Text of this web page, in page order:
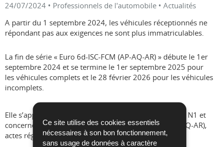
Ce site utilise des cookies essentiels
nécessaires à son bon fonctionnement,
sans usage de données à caractère
24/07/2024 • Professionnels de l'automobile • Actualités
A partir du 1 septembre 2024, les véhicules réceptionnés ne
répondant pas aux exigences ne sont plus immatriculables.
La fin de série « Euro 6d-ISC-FCM (AP-AQ-AR) » débute le 1er
septembre 2024 et se termine le 1er septembre 2025 pour
les véhicules complets et le 28 février 2026 pour les véhicules
incomplets.
Elle s’applique aux véhicules neufs des catégories M1, N1 et
concerne la norme d’émission Euro 6d-ISC-FCM (AP-AQ-AR),
actes réglementaires 2017/1151 – 2023/443